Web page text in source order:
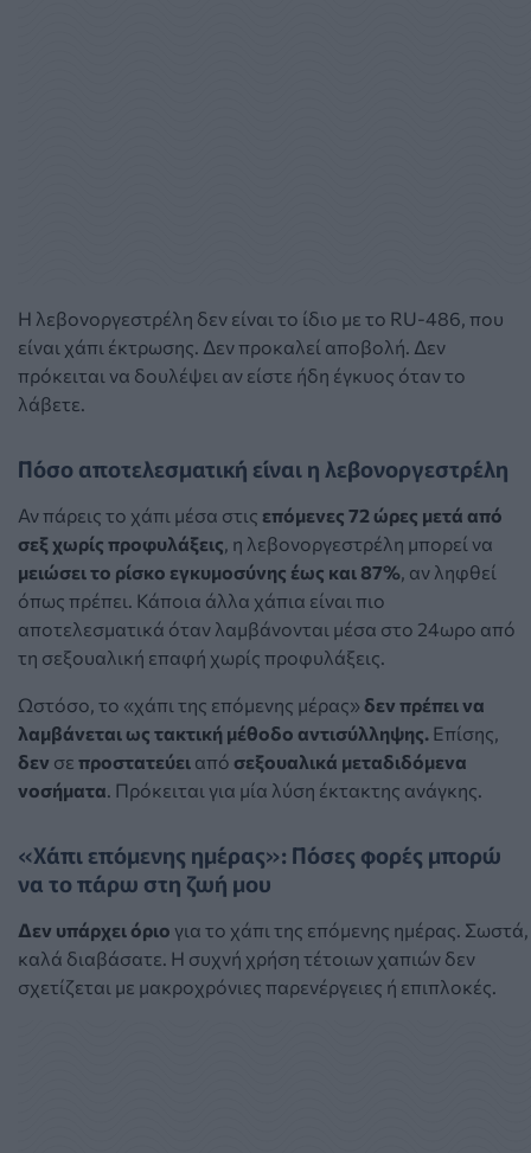
Η λεβονοργεστρέλη δεν είναι το ίδιο με το RU-486, που
είναι χάπι έκτρωσης. Δεν προκαλεί αποβολή. Δεν
πρόκειται να δουλέψει αν είστε ήδη έγκυος όταν το
λάβετε.
Πόσο αποτελεσματική είναι η λεβονοργεστρέλη
Αν πάρεις το χάπι μέσα στις επόμενες 72 ώρες μετά από
σεξ χωρίς προφυλάξεις , η λεβονοργεστρέλη μπορεί να
μειώσει το ρίσκο εγκυμοσύνης έως και 87% , αν ληφθεί
όπως πρέπει. Κάποια άλλα χάπια είναι πιο
αποτελεσματικά όταν λαμβάνονται μέσα στο 24ωρο από
τη σεξουαλική επαφή χωρίς προφυλάξεις.
Ωστόσο, το «χάπι της επόμενης μέρας» δεν πρέπει να
λαμβάνεται ως τακτική μέθοδο αντισύλληψης. Επίσης,
δεν σε προστατεύει από σεξουαλικά μεταδιδόμενα
νοσήματα . Πρόκειται για μία λύση έκτακτης ανάγκης.
«Χάπι επόμενης ημέρας»: Πόσες φορές μπορώ
να το πάρω στη ζωή μου
Δεν υπάρχει όριο για το χάπι της επόμενης ημέρας. Σωστά,
καλά διαβάσατε. Η συχνή χρήση τέτοιων χαπιών δεν
σχετίζεται με μακροχρόνιες παρενέργειες ή επιπλοκές.